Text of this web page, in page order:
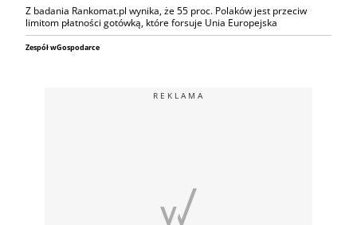
Z badania Rankomat.pl wynika, że 55 proc. Polaków jest przeciw
limitom płatności gotówką, które forsuje Unia Europejska
Zespół wGospodarce
REKLAMA